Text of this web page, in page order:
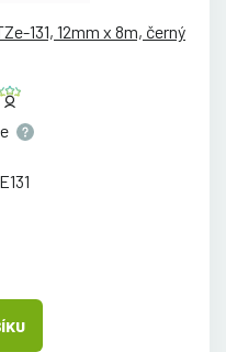
131, 12mm x 8m, černý